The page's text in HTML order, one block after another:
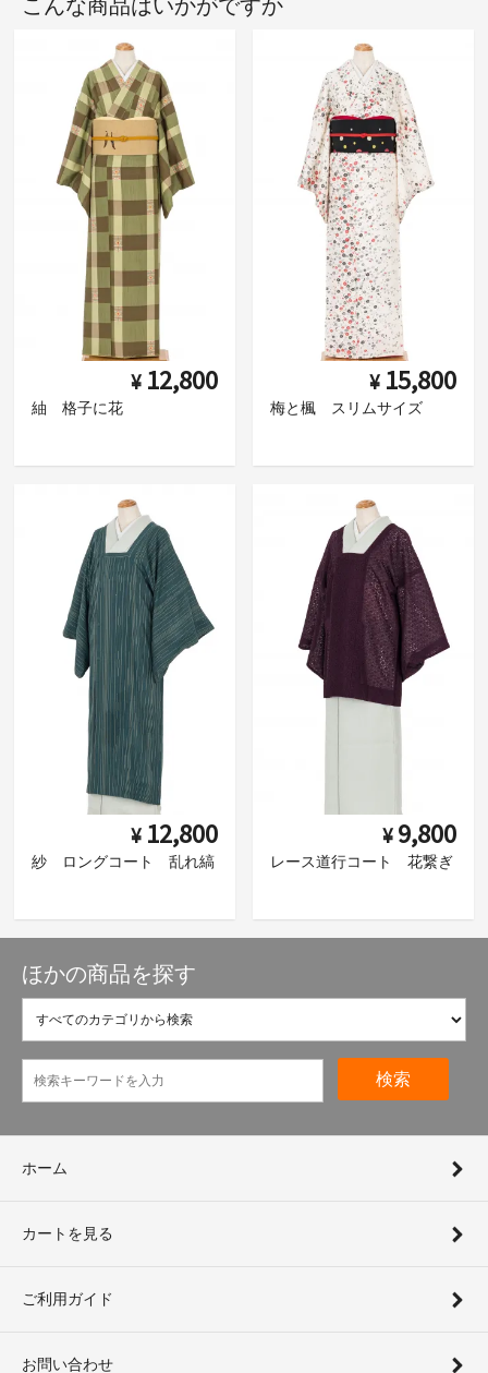
¥ 12,800
紬 格子に花
¥ 15,800
梅と楓 スリムサイズ
¥ 12,800
紗 ロングコート 乱れ縞
¥ 9,800
レース道行コート 花繋ぎ
ほかの商品を探す
検索
ホーム
カートを見る
ご利用ガイド
お問い合わせ